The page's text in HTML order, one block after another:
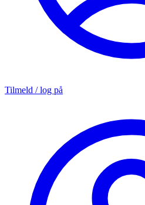
Tilmeld / log på